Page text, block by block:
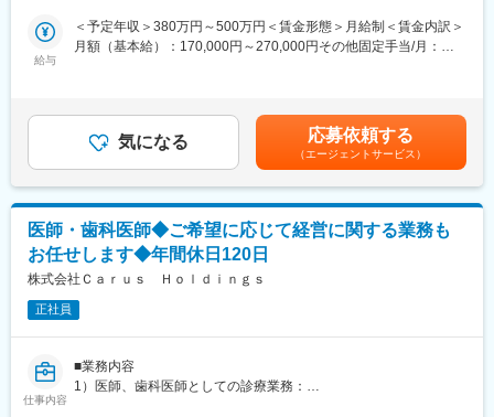
ハビリテーションといったサービスを提供し、在宅ケアを支援す
ることを目的とした施設です。この目的に沿って、当施設では、
変更の範囲：無
■組織体制：
・看護部長は40代と若く、ベテランと若手を上手く取りまとめて
・電子カルテの導入を検討するなど、DX化にも積極的に取り組ん
でいます。
・看護師、准看護師合わせて40名となり、男女比は2:8になりま
■働く環境：
・月3時間程度の残業と有給取得率92％とバランスの取れた働き
方ができます。
・介護休暇やリフレッシュ休暇など、介護や育児の方々も安心し
て就業いただける環境です。
・賞与は約4カ月分です。人事考課を導入しており、頑張ったら頑
張った分評価される環境です。
・手当などの福利厚生も充実しており、安心して働ける環境が整
っております。
給与
＜予定年収＞380万円～500万円＜賃金形態＞月給制＜賃金内訳＞
月額（基本給）：170,000円～270,000円その他固定手当/月：
（34,200円）、特別手当（18,700円）、特殊勤務手当（6,200
円）賃金はあくまでも目安の金額であり、選考を通じて上下する
可能性があります。月給(月額)は固定手当を含めた表記です。
気になる 応募依頼する
（エージェントサービス）
医師・歯科医師◆ご希望に応じて経営に関する業務も
お任せします◆年間休日120日
株式会社Ｃａｒｕｓ Ｈｏｌｄｉｎｇｓ
正社員
仕事内容
■業務内容
1）医師、歯科医師としての診療業務：